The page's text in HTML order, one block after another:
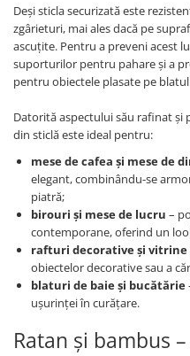
Deși sticla securizată este
zgârieturi, mai ales dacă pe
ascuțite. Pentru a preveni acest
suporturilor pentru pahare și a
pentru obiectele plasate pe
Datorită aspectului său rafinat
din sticlă este ideal pentru:
mese de cafea și mese de
elegant, combinându-se
piatră;
birouri și mese de lucru –
contemporane, oferind un
rafturi decorative și vitrine
obiectelor decorative sau a
blaturi de baie și bucătărie
ușurinței în curățare.
Ratan și bambus